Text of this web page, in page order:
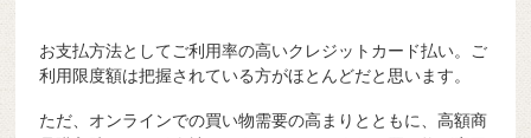
お支払方法としてご利用率の高いクレジットカード払い。ご
利用限度額は把握されている方がほとんどだと思います。
ただ、オンラインでの買い物需要の高まりとともに、高額商